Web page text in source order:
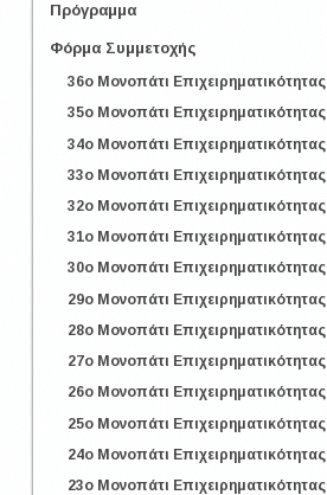
Πρόγραμμα
Φόρμα Συμμετοχής
36o Μονοπάτι Επιχειρηματικότητας
35o Μονοπάτι Επιχειρηματικότητας
34o Μονοπάτι Επιχειρηματικότητας
33o Μονοπάτι Επιχειρηματικότητας
32o Μονοπάτι Επιχειρηματικότητας
31o Μονοπάτι Επιχειρηματικότητας
30o Μονοπάτι Επιχειρηματικότητας
29o Μονοπάτι Επιχειρηματικότητας
28o Μονοπάτι Επιχειρηματικότητας
27o Μονοπάτι Επιχειρηματικότητας
26o Μονοπάτι Επιχειρηματικότητας
25o Μονοπάτι Επιχειρηματικότητας
24o Μονοπάτι Επιχειρηματικότητας
23o Μονοπάτι Επιχειρηματικότητας